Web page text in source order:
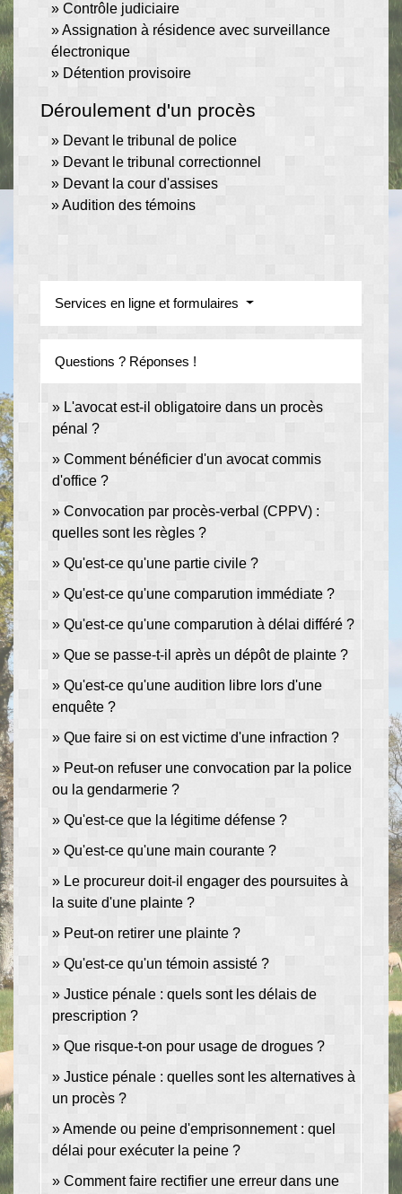
Contrôle judiciaire
Assignation à résidence avec surveillance
électronique
Détention provisoire
Déroulement d'un procès
Devant le tribunal de police
Devant le tribunal correctionnel
Devant la cour d'assises
Audition des témoins
Services en ligne et formulaires
Questions ? Réponses !
L'avocat est-il obligatoire dans un procès
pénal ?
Comment bénéficier d'un avocat commis
d'office ?
Convocation par procès-verbal (CPPV) :
quelles sont les règles ?
Qu'est-ce qu'une partie civile ?
Qu'est-ce qu'une comparution immédiate ?
Qu'est-ce qu'une comparution à délai différé ?
Que se passe-t-il après un dépôt de plainte ?
Qu'est-ce qu'une audition libre lors d'une
enquête ?
Que faire si on est victime d'une infraction ?
Peut-on refuser une convocation par la police
ou la gendarmerie ?
Qu'est-ce que la légitime défense ?
Qu'est-ce qu'une main courante ?
Le procureur doit-il engager des poursuites à
la suite d'une plainte ?
Peut-on retirer une plainte ?
Qu'est-ce qu'un témoin assisté ?
Justice pénale : quels sont les délais de
prescription ?
Que risque-t-on pour usage de drogues ?
Justice pénale : quelles sont les alternatives à
un procès ?
Amende ou peine d'emprisonnement : quel
délai pour exécuter la peine ?
Comment faire rectifier une erreur dans une